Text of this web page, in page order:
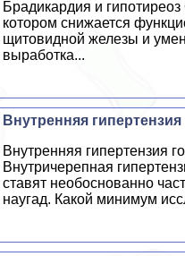
Брадикардия и
котором снижается
щитовидной железы и
выработка...
Внутренняя
Внутренняя гипертензия
Внутричерепная
ставят необоснованно
наугад. Какой минимум